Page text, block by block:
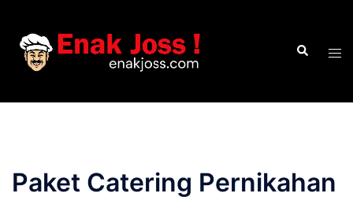
content
Search
Paket Catering Pernikahan